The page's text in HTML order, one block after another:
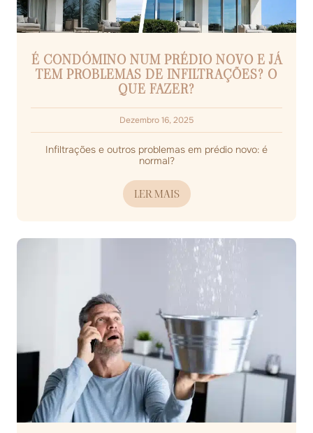
É CONDÓMINO NUM PRÉDIO NOVO E JÁ
TEM PROBLEMAS DE INFILTRAÇÕES? O
QUE FAZER?
Dezembro 16, 2025
Infiltrações e outros problemas em prédio novo: é
normal?
LER MAIS